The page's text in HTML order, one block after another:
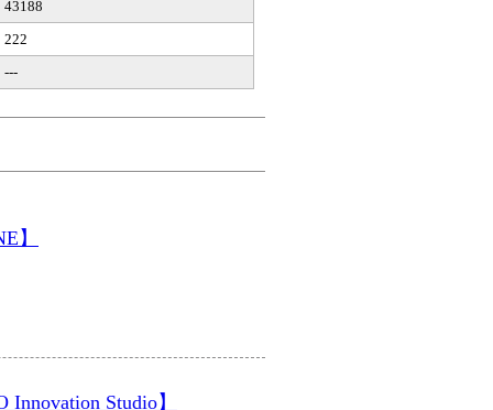
43188
222
---
】
Studio】